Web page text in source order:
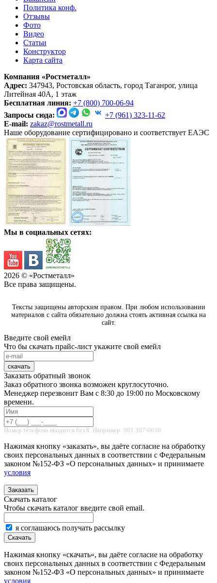
Политика конф.
Отзывы
Фото
Видео
Статьи
Конструктор
Карта сайта
Компания «Ростметалл»
Адрес: 347943, Ростовская область, город Таганрог, улица
Литейная 40А, 1 этаж
Бесплатная линия: +7 (800) 700-06-94
Запросы сюда:
+7 (961) 323-11-62
E-mail: zakaz@rostmetall.ru
Наше оборудование сертифицировано и соответствует ЕАЭС
Мы в социальных сетях:
2026 © «Ростметалл»
Все права защищены.
Тексты защищены авторским правом. При любом использовании
материалов с сайта обязательно должна стоять активная ссылка на
сайт.
Введите свой емейл
Что бы скачать прайс-лист укажите свой емейл
скачать
Заказать обратный звонок
Заказ обратного звонка возможен круглосуточно.
Менеджер перезвонит Вам с 8:30 до 19:00 по Московскому
времени.
Номер телефона вводится без 8. Например: 961 307-0030
Нажимая кнопку «заказать», вы даёте согласие на обработку
своих персональных данных в соответствии с Федеральным
законом №152-ФЗ «О персональных данных» и принимаете
условия
Заказать
Скачать каталог
Чтобы скачать каталог введите свой email.
я соглашаюсь получать рассылку
Скачать
Нажимая кнопку «скачать», вы даёте согласие на обработку
своих персональных данных в соответствии с Федеральным
законом №152-ФЗ «О персональных данных» и принимаете
условия